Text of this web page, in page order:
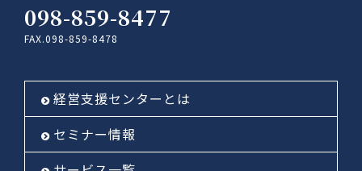
098-859-8477
FAX.098-859-8478
経営支援センターとは
セミナー情報